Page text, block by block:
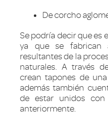
De corcho
Se podría decir que es
ya que se fabrican
resultantes de la
naturales. A través
crean tapones de
además también
de estar unidos
anteriormente.